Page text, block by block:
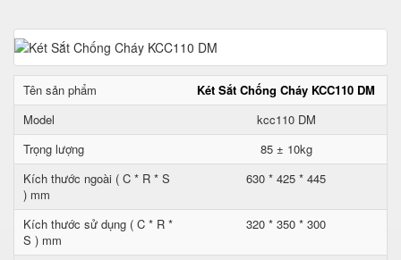
Tên sản phẩm
Két Sắt Chống Cháy KCC110 DM
Model
kcc110 DM
Trọng lượng
85 ± 10kg
Kích thước ngoài ( C * R * S
) mm
630 * 425 * 445
Kích thước sử dụng ( C * R *
S ) mm
320 * 350 * 300